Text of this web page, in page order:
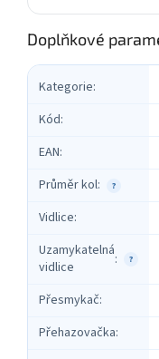
Doplňkové
Kategorie:
Kód:
EAN:
?
Průměr kol:
Vidlice:
?
Uzamykatelná
vidlice
:
Přesmykač:
Přehazovačka: